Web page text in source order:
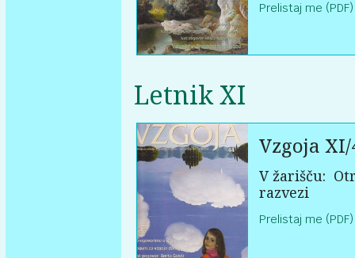
Prelistaj me (PDF)
Letnik XI
Vzgoja XI/
V žarišču:
razvezi
Prelistaj me (PDF)